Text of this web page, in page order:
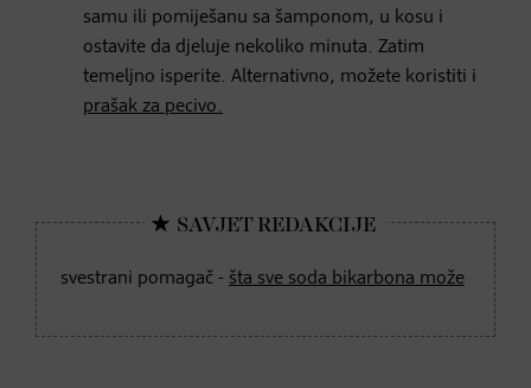
samu ili pomiješanu sa šamponom, u kosu i
ostavite da djeluje nekoliko minuta. Zatim
temeljno isperite. Alternativno, možete koristiti i
prašak za pecivo.
svestrani pomagač - šta sve soda bikarbona može